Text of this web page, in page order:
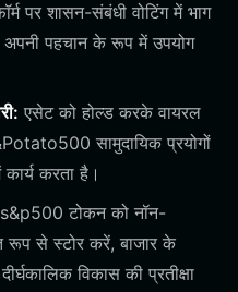
पर शासन-संबंधी वोटिंग में भाग
पहचान के रूप में उपयोग
एसेट को होल्ड करके वायरल
सामुदायिक प्रयोगों
करता है।
टोकन को नॉन-
रूप से स्टोर करें, बाजार के
विकास की प्रतीक्षा